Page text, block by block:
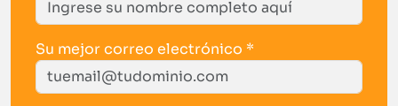
Su mejor correo electrónico *